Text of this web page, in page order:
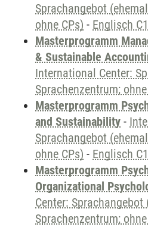
Sprachangebot
ohne CPs) - Englisch C1
Masterprogramm
& Sustainable
International Center:
Sprachenzentrum;
Masterprogramm
and Sustainability -
Sprachangebot
ohne CPs) - Englisch C1
Masterprogramm
Organizational
Center: Sprachangebot
Sprachenzentrum;